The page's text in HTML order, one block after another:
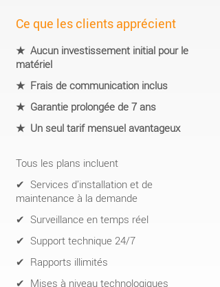
Ce que les clients apprécient
★ Aucun investissement initial pour le
matériel
★ Frais de communication inclus
★ Garantie prolongée de 7 ans
★ Un seul tarif mensuel avantageux
Tous les plans incluent
✔ Services d’installation et de
maintenance à la demande
✔ Surveillance en temps réel
✔ Support technique 24/7
✔ Rapports illimités
✔ Mises à niveau technologiques